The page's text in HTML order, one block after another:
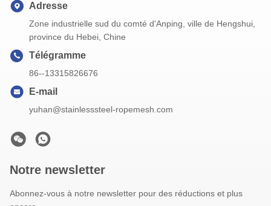
Adresse
Zone industrielle sud du comté d'Anping, ville de Hengshui,
province du Hebei, Chine
Télégramme
86--13315826676
E-mail
yuhan@stainlesssteel-ropemesh.com
Notre newsletter
Abonnez-vous à notre newsletter pour des réductions et plus